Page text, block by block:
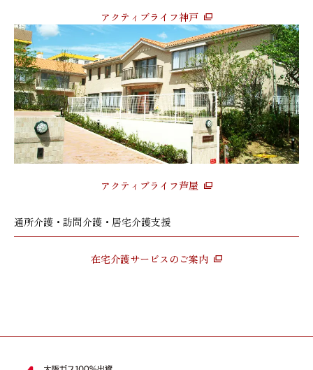
アクティブライフ神戸
アクティブライフ芦屋
通所介護・訪問介護・居宅介護支援
在宅介護サービスのご案内